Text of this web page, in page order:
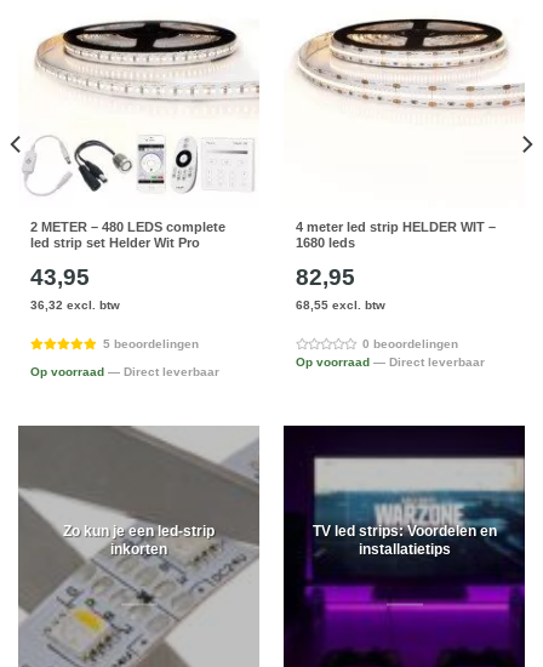
2 METER – 480 LEDS complete
led strip set Helder Wit Pro
43,95
36,32 excl. btw
5 beoordelingen
Op voorraad — Direct leverbaar
4 meter led strip HELDER WIT –
1680 leds
82,95
68,55 excl. btw
0 beoordelingen
Op voorraad — Direct leverbaar
Zo kun je een led-strip
inkorten
TV led strips: Voordelen en
installatietips